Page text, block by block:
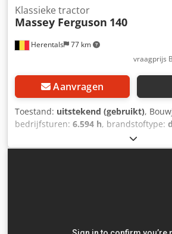
Herentals 77 km
Klassieke tractor
Massey Ferguson 140
vraagprijs
Aanvragen
Toestand: uitstekend (gebruikt),
bedrijfsturen: 6.594 h, brandstoftype:
rood
Chedpfx Agoymtgij Dja MET
= Toegestane totaalgewicht: 654.926